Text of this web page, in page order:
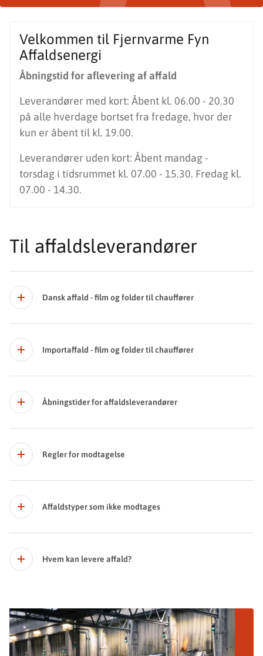
Velkommen til Fjernvarme Fyn
Affaldsenergi
Åbningstid for aflevering af affald
Leverandører med kort: Åbent kl. 06.00 - 20.30
på alle hverdage bortset fra fredage, hvor der
kun er åbent til kl. 19.00.
Leverandører uden kort: Åbent mandag -
torsdag i tidsrummet kl. 07.00 - 15.30. Fredag kl.
07.00 - 14.30.
Til affaldsleverandører
Dansk affald - film og folder til chauffører
Importaffald - film og folder til chauffører
Åbningstider for affaldsleverandører
Regler for modtagelse
Affaldstyper som ikke modtages
Hvem kan levere affald?